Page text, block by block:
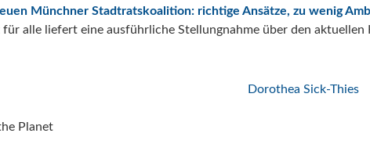
Münchner Stadtratskoalition: richtige Ansätze, zu wenig
für alle liefert eine ausführliche Stellungnahme über den
Planet